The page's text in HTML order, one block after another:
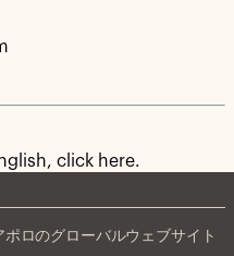
click here.
ポロのグローバルウェブサイト